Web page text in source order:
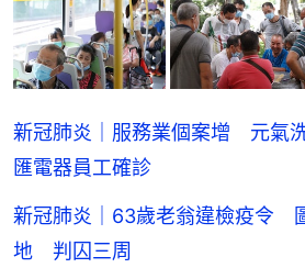
新冠肺炎｜服務業個案增 元氣
匯電器員工確診
新冠肺炎｜63歲老翁違檢疫令
地 判囚三周